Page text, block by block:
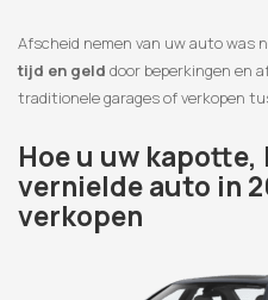
Afscheid nemen van uw auto was
tijd en geld door beperkingen en
traditionele garages of verkopen
Hoe u uw
vernielde auto in
verkopen